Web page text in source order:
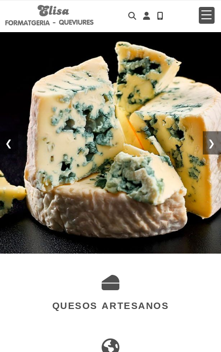
Identifícate
❮ ❯
Tienda de quesos
QUESOS ARTESANOS